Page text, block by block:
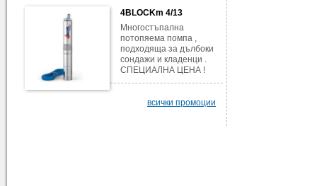
4BLOCKm 4/13
Многостъпална
потопяема помпа ,
подходяща за дълбоки
сондажи и кладенци .
СПЕЦИАЛНА ЦЕНА !
всички промоции